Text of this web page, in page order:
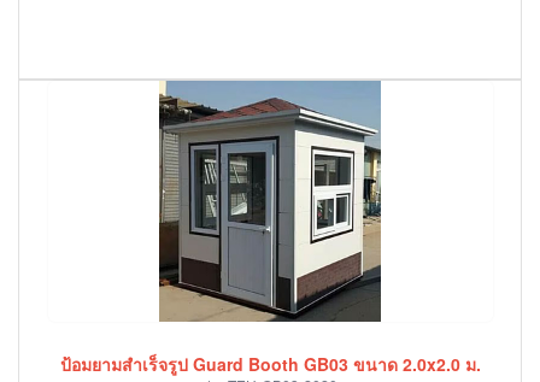
ป้อมยามสำเร็จรูป Guard Booth GB03 ขนาด 2.0x2.0 ม.